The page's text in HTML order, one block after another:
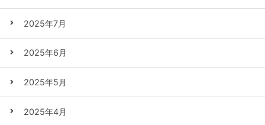
2025年7月
2025年6月
2025年5月
2025年4月